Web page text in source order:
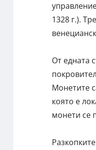
1328 г.).
От едната
Монетите
която е
монети се